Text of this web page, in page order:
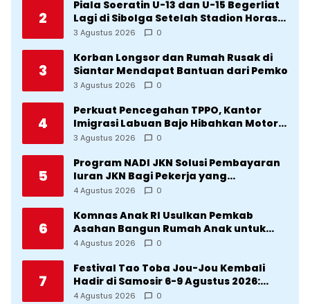
2
Piala Soeratin U-13 dan U-15 Begerliat
Lagi di Sibolga Setelah Stadion Horas
Direvitalisasi Wali Kota
3 Agustus 2026 0
3
Korban Longsor dan Rumah Rusak di
Siantar Mendapat Bantuan dari Pemko
3 Agustus 2026 0
4
Perkuat Pencegahan TPPO, Kantor
Imigrasi Labuan Bajo Hibahkan Motor
Operasional ke Lima Desa di
3 Agustus 2026 0
5
Program NADI JKN Solusi Pembayaran
Iuran JKN Bagi Pekerja yang
Penghasilannya Tidak Tetap
4 Agustus 2026 0
6
Komnas Anak RI Usulkan Pemkab
Asahan Bangun Rumah Anak untuk
Korban Kekerasan
4 Agustus 2026 0
7
Festival Tao Toba Jou-Jou Kembali
Hadir di Samosir 6-9 Agustus 2026:
Datang Saksikan Kemeriahan dan Raih
4 Agustus 2026 0